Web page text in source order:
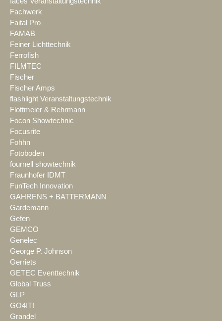
Fachwerk
Faital Pro
FAMAB
Feiner Lichttechnik
Ferrofish
FILMTEC
Fischer
Fischer Amps
flashlight Veranstaltungstechnik
Flottmeier & Rehrmann
Focon Showtechnic
Focusrite
Fohhn
Fotoboden
fournell showtechnik
Fraunhofer IDMT
FunTech Innovation
GAHRENS + BATTERMANN
Gardemann
Gefen
GEMCO
Genelec
George P. Johnson
Gerriets
GETEC Eventtechnik
Global Truss
GLP
GO4IT!
Grandel